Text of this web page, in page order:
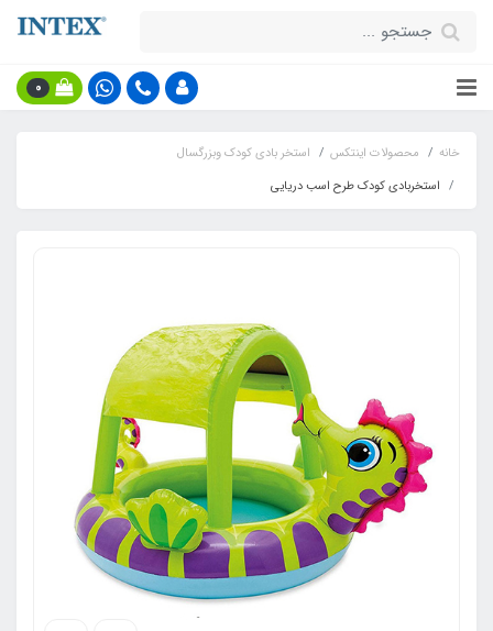
0
خانه محصولات اینتکس
استخر بادی کودک وبزرگسال
استخربادی کودک طرح اسب دریایی